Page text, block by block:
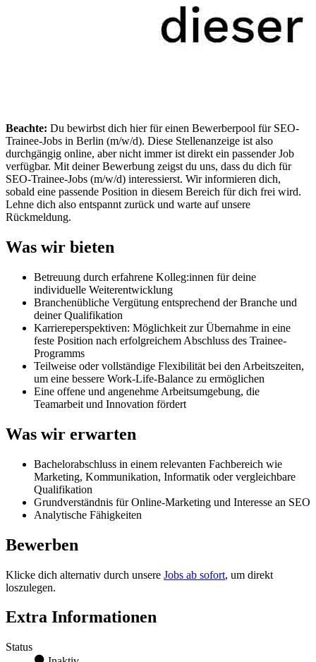
Beachte: Du bewirbst dich hier für einen Bewerberpool für SEO-
Trainee-Jobs in Berlin (m/w/d). Diese Stellenanzeige ist also
durchgängig online, aber nicht immer ist direkt ein passender Job
verfügbar. Mit deiner Bewerbung zeigst du uns, dass du dich für
SEO-Trainee-Jobs (m/w/d) interessierst. Wir informieren dich,
sobald eine passende Position in diesem Bereich für dich frei wird.
Lehne dich also entspannt zurück und warte auf unsere
Rückmeldung.
Was wir bieten
Betreuung durch erfahrene Kolleg:innen für deine
individuelle Weiterentwicklung
Branchenübliche Vergütung entsprechend der Branche und
deiner Qualifikation
Karriereperspektiven: Möglichkeit zur Übernahme in eine
feste Position nach erfolgreichem Abschluss des Trainee-
Programms
Teilweise oder vollständige Flexibilität bei den Arbeitszeiten,
um eine bessere Work-Life-Balance zu ermöglichen
Eine offene und angenehme Arbeitsumgebung, die
Teamarbeit und Innovation fördert
Was wir erwarten
Bachelorabschluss in einem relevanten Fachbereich wie
Marketing, Kommunikation, Informatik oder vergleichbare
Qualifikation
Grundverständnis für Online-Marketing und Interesse an SEO
Analytische Fähigkeiten
Bewerben
Klicke dich alternativ durch unsere Jobs ab sofort, um direkt
loszulegen.
Extra Informationen
Status